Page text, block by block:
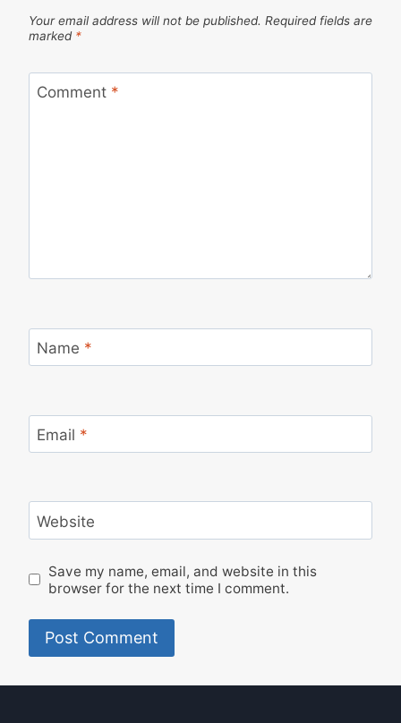
Your email address will not be published. Required fields are
marked *
Comment *
Name *
Email *
Website
Save my name, email, and website in this
browser for the next time I comment.